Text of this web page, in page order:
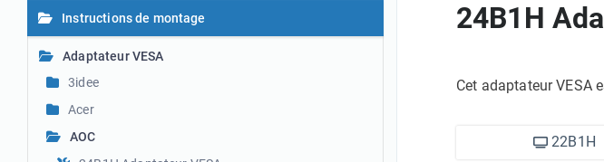
Instructions de montage
Adaptateur VESA
3idee
Acer
AOC
24B1H
Cet adaptateur VESA
22B1H